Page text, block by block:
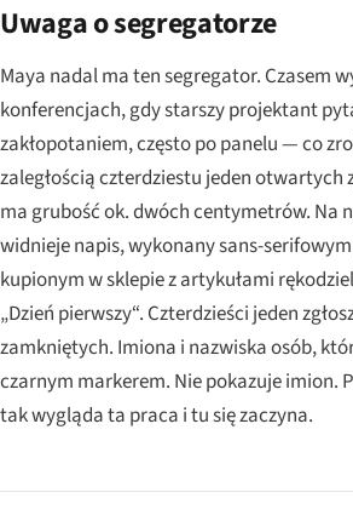
Uwaga o segregatorze
Maya nadal ma ten segregator. Czasem
konferencjach, gdy starszy projektant
zakłopotaniem, często po panelu — co
zaległością czterdziestu jeden otwartych
ma grubość ok. dwóch centymetrów. Na
widnieje napis, wykonany sans-
kupionym w sklepie z artykułami
„Dzień pierwszy“. Czterdzieści jeden
zamkniętych. Imiona i nazwiska osób,
czarnym markerem. Nie pokazuje imion.
tak wygląda ta praca i tu się zaczyna.